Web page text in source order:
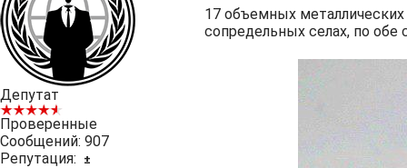
Депутат
Проверенные
Сообщений: 907
Репутация:
±
17 объемных
сопредельных селах, по